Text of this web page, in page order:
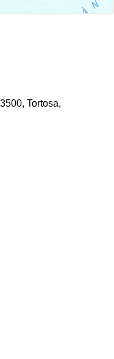
Tortosa,